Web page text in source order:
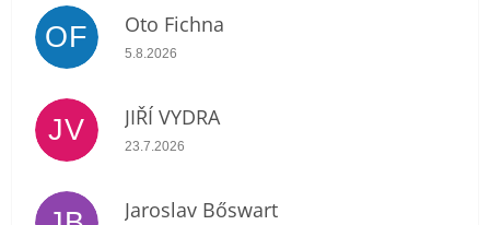
OF Oto Fichna
Hodnocení obchodu je 5 z 5 hvězdiček.
5.8.2026
JV JIŘÍ VYDRA
Hodnocení obchodu je 5 z 5 hvězdiček.
23.7.2026
Jaroslav Bőswart